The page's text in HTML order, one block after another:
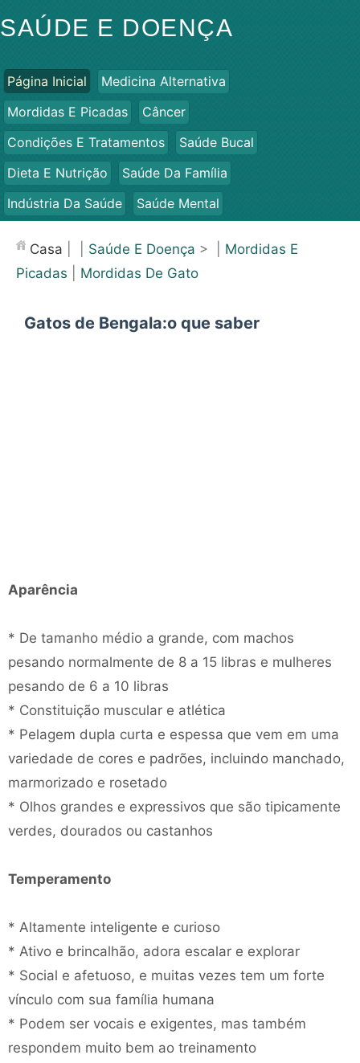
SAÚDE E DOENÇA
Página Inicial
Medicina Alternativa
Mordidas E Picadas
Câncer
Condições E Tratamentos
Saúde Bucal
Dieta E Nutrição
Saúde Da Família
Indústria Da Saúde
Saúde Mental
Saúde
Casa Saúde E Doença > | Mordidas E
Picadas
Mordidas De Gato
Gatos de Bengala:o que saber
Aparência
* De tamanho médio a grande, com machos
pesando normalmente de 8 a 15 libras e mulheres
pesando de 6 a 10 libras
* Constituição muscular e atlética
* Pelagem dupla curta e espessa que vem em uma
variedade de cores e padrões, incluindo manchado,
marmorizado e rosetado
* Olhos grandes e expressivos que são tipicamente
verdes, dourados ou castanhos
Temperamento
* Altamente inteligente e curioso
* Ativo e brincalhão, adora escalar e explorar
* Social e afetuoso, e muitas vezes tem um forte
vínculo com sua família humana
* Podem ser vocais e exigentes, mas também
respondem muito bem ao treinamento